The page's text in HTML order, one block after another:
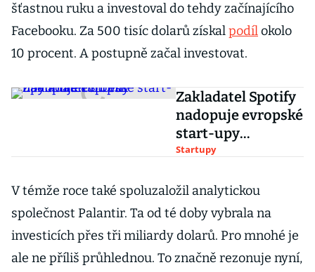
šťastnou ruku a investoval do tehdy začínajícího
Facebooku. Za 500 tisíc dolarů získalpodílokolo
10 procent. A postupně začal investovat.
Zakladatel Spotify
nadopuje evropské
start-upy
miliardou eur
Startupy
V témže roce také spoluzaložil analytickou
společnost Palantir. Ta od té doby vybrala na
investicích přes tři miliardy dolarů. Pro mnohé je
ale ne příliš průhlednou. To značně rezonuje nyní,